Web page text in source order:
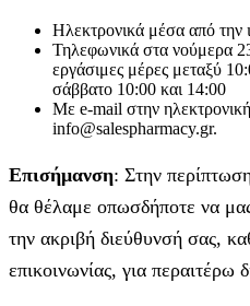
Ηλεκτρονικά μέσα από την
Τηλεφωνικά στα νούμερα
εργάσιμες μέρες μεταξύ
σάββατο 10:00 και 14:00
Με e-mail στην
info@salespharmacy.gr.
Επισήμανση: Στην
θα θέλαμε οπωσδήποτε να
την ακριβή διεύθυνσή σας,
επικοινωνίας, για περαιτέρω